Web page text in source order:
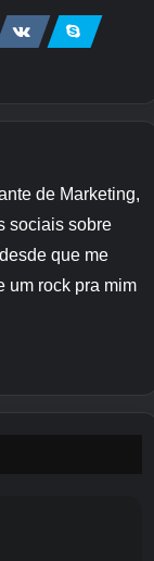
de
lixo aleatório
uma trama
de
de pistas.
também
sobre
românticos.
de Marketing,
sociais sobre
que me
um rock pra mim